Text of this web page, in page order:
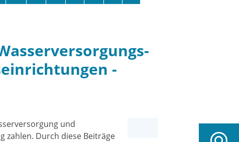
-
und
zahlen. Durch diese Beiträge